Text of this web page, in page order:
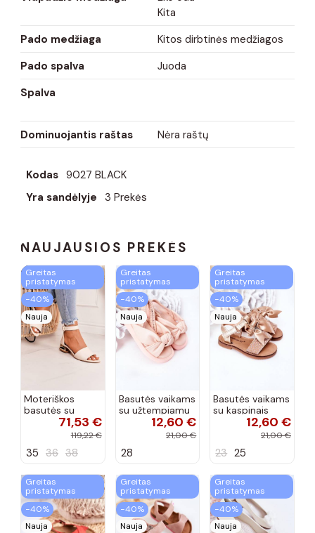
Kita
Pado medžiaga
Kitos dirbtinės medžiagos
Pado spalva
Juoda
Spalva
Dominuojantis raštas Nėra raštų
Kodas 9027 BLACK
Yra sandėlyje 3 Prekės
NAUJAUSIOS PREKĖS
Greitas
pristatymas
−40%
Nauja
Moteriškos
basutės su
aukso spalvos
kulniukais Laura
spalvos
71,53 €
119,22 €
35 36 38
Greitas
pristatymas
−40%
Nauja
Basutės vaikams
su užtempiamu
užsegimu
rožinės spalvos
12,60 €
21,00 €
28
Greitas
pristatymas
−40%
Nauja
Basutės vaikams
su kaspinais
aukso spalvos
12,60 €
21,00 €
23 25
Greitas
pristatymas
−40%
Nauja
Greitas
pristatymas
−40%
Nauja
Greitas
pristatymas
−40%
Nauja